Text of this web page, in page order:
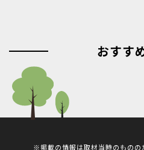
おすす
※掲載の情報は取材当時のものの